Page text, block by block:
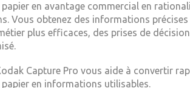
en avantage commercial en
Vous obtenez des informations
plus efficaces, des prises de
Capture Pro vous aide à convertir
en informations utilisables.